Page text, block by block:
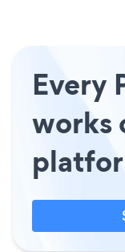
Every
works